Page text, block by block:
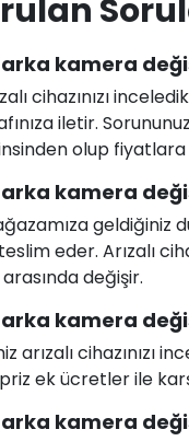
arka kamera
cihazınızı
iletir.
olup
arka kamera
geldiğiniz
eder. Arızalı
değişir.
kamera
arızalı cihazınızı
ek ücretler ile
arka kamera